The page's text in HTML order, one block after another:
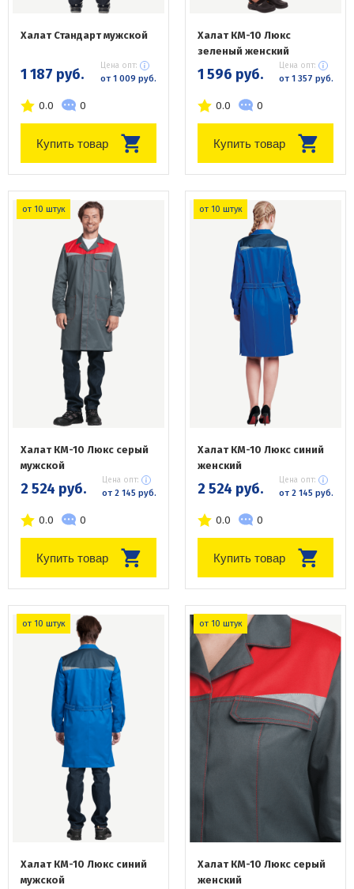
Халат Стандарт мужской
1 187 руб. Цена опт:
от 1 009 руб.
0.0 0
Купить товар
Халат КМ-10 Люкс
зеленый женский
1 596 руб. Цена опт:
от 1 357 руб.
0.0 0
Купить товар
от 10 штук
Халат КМ-10 Люкс серый
мужской
2 524 руб. Цена опт:
от 2 145 руб.
0.0 0
Купить товар
от 10 штук
Халат КМ-10 Люкс синий
женский
2 524 руб. Цена опт:
от 2 145 руб.
0.0 0
Купить товар
от 10 штук
Халат КМ-10 Люкс синий
мужской
от 10 штук
Халат КМ-10 Люкс серый
женский